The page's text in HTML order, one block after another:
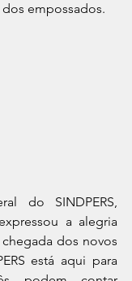
empossados.
do SINDPERS,
a alegria
dos novos
está aqui para